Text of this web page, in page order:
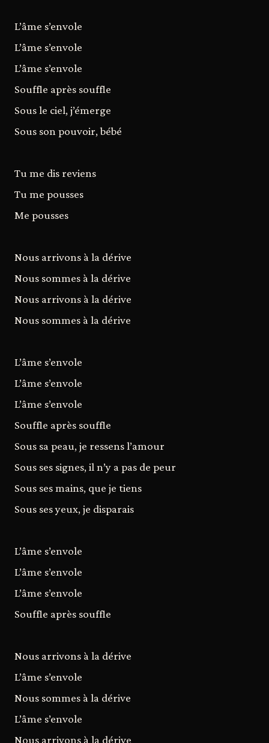
L’âme s’envole
L’âme s’envole
L’âme s’envole
Souffle après souffle
Sous le ciel, j’émerge
Sous son pouvoir, bébé
Tu me dis reviens
Tu me pousses
Me pousses
Nous arrivons à la dérive
Nous sommes à la dérive
Nous arrivons à la dérive
Nous sommes à la dérive
L’âme s’envole
L’âme s’envole
L’âme s’envole
Souffle après souffle
Sous sa peau, je ressens l’amour
Sous ses signes, il n’y a pas de peur
Sous ses mains, que je tiens
Sous ses yeux, je disparais
L’âme s’envole
L’âme s’envole
L’âme s’envole
Souffle après souffle
Nous arrivons à la dérive
L’âme s’envole
Nous sommes à la dérive
L’âme s’envole
Nous arrivons à la dérive